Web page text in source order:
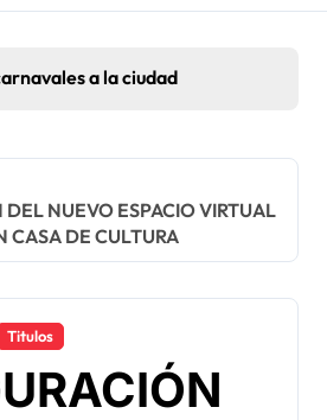
a la ciudad
NUEVO ESPACIO VIRTUAL
CASA DE CULTURA
Titulos